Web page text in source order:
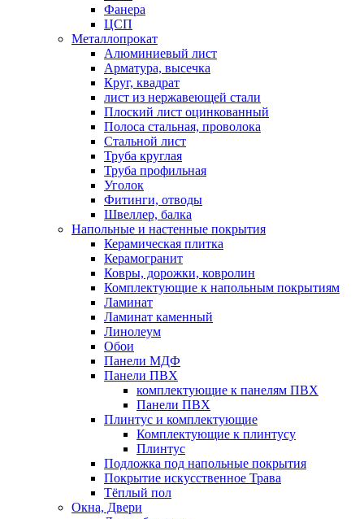
Фанера
ЦСП
Металлопрокат
Алюминиевый лист
Арматура, высечка
Круг, квадрат
лист из нержавеющей стали
Плоский лист оцинкованный
Полоса стальная, проволока
Стальной лист
Труба круглая
Труба профильная
Уголок
Фитинги, отводы
Швеллер, балка
Напольные и настенные покрытия
Керамическая плитка
Керамогранит
Ковры, дорожки, ковролин
Комплектующие к напольным покрытиям
Ламинат
Ламинат каменный
Линолеум
Обои
Панели МДФ
Панели ПВХ
комплектующие к панелям ПВХ
Панели ПВХ
Плинтус и комплектующие
Комплектующие к плинтусу
Плинтус
Подложка под напольные покрытия
Покрытие искусственное Трава
Тёплый пол
Окна, Двери